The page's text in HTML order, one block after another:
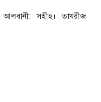
সহীহ। তাখরীজ